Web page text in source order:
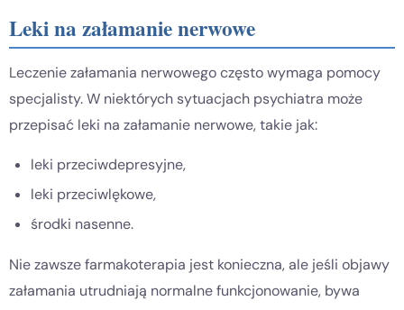
Leki na załamanie nerwowe
Leczenie załamania nerwowego często wymaga pomocy
specjalisty. W niektórych sytuacjach psychiatra może
przepisać leki na załamanie nerwowe, takie jak:
leki przeciwdepresyjne,
leki przeciwlękowe,
środki nasenne.
Nie zawsze farmakoterapia jest konieczna, ale jeśli objawy
załamania utrudniają normalne funkcjonowanie, bywa